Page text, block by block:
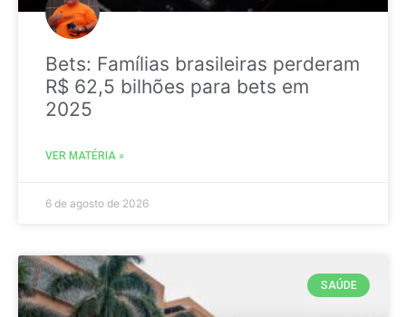
Bets: Famílias brasileiras perderam
R$ 62,5 bilhões para bets em
2025
VER MATÉRIA »
6 de agosto de 2026
SAÚDE